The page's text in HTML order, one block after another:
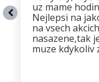
uz mame
Nejlepsi na
na vsech
nasazene,tak
muze kdykoliv